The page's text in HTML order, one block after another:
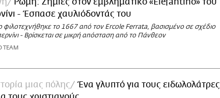
- Έσπασε χαυλιόδοντάς του
φιλοτεχνήθηκε το 1667 από τον Ercole Ferrata, βασισμένο σε σχέδιο
- Βρίσκεται σε μικρή απόσταση από το Πάνθεον
TEAM
μιας πόλης
Ένα γλυπτό για τους ειδωλολάτρες